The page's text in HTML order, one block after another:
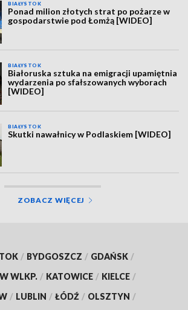
BIAŁYSTOK
Ponad milion złotych strat po pożarze w
gospodarstwie pod Łomżą [WIDEO]
BIAŁYSTOK
Białoruska sztuka na emigracji upamiętnia
wydarzenia po sfałszowanych wyborach
[WIDEO]
BIAŁYSTOK
Skutki nawałnicy w Podlaskiem [WIDEO]
ZOBACZ WIĘCEJ
/ BYDGOSZCZ / GDAŃSK /
WLKP. / KATOWICE / KIELCE /
/ LUBLIN / ŁÓDŹ / OLSZTYN /